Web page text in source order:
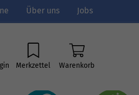
Über uns Jobs
Merkzettel Warenkorb